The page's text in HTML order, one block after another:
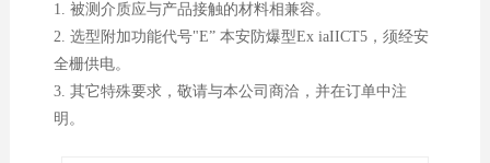
1. 被测介质应与产品接触的材料相兼容。
2. 选型附加功能代号"E” 本安防爆型Ex iaIICT5，须经安
全栅供电。
3. 其它特殊要求，敬请与本公司商洽，并在订单中注
明。